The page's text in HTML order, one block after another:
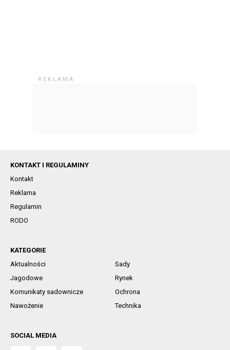
KONTAKT I REGULAMINY
Kontakt
Reklama
Regulamin
RODO
KATEGORIE
Aktualności
Sady
Jagodowe
Rynek
Komunikaty sadownicze
Ochrona
Nawożenie
Technika
SOCIAL MEDIA